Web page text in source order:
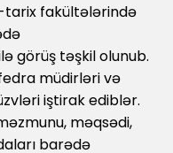
tarix fakültələrində
görüş təşkil olunub.
müdirləri və
iştirak ediblər.
məqsədi,
barədə